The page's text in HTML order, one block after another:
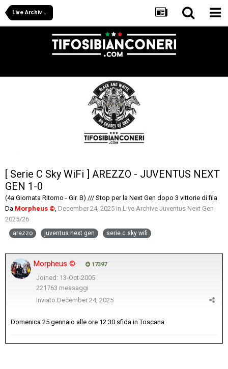
Live Archive Juventus Next Gen 2025/26
[ Serie C Sky WiFi ] AREZZO - JUVENTUS NEXT
GEN 1-0
(4a Giornata Ritorno - Gir. B) /// Stop per la Next Gen dopo 3 vittorie di fila
Da Morpheus ©, December 24, 2025 in Live Archive Juventus Next Gen
2025/26
arezzo juventus next gen serie c sky wifi
Morpheus © 17397
Joined: 13-Oct-2005
221763 messaggi
Inviato December 24, 2025
Domenica 25 gennaio alle ore 12:30 sfida in Toscana